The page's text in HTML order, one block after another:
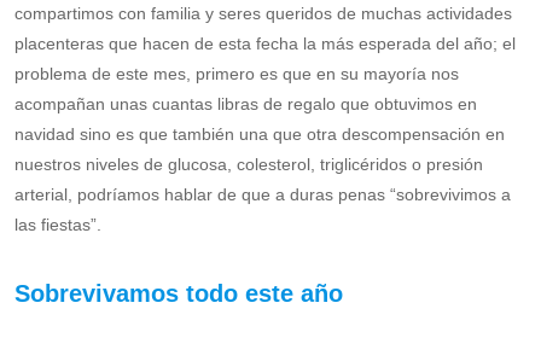
compartimos con familia y seres queridos de muchas actividades
placenteras que hacen de esta fecha la más esperada del año; el
problema de este mes, primero es que en su mayoría nos
acompañan unas cuantas libras de regalo que obtuvimos en
navidad sino es que también una que otra descompensación en
nuestros niveles de glucosa, colesterol, triglicéridos o presión
arterial, podríamos hablar de que a duras penas “sobrevivimos a
las fiestas”.
Sobrevivamos todo este año